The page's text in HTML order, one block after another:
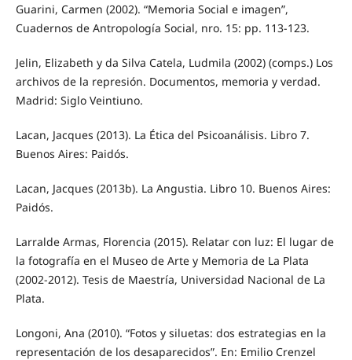
Guarini, Carmen (2002). “Memoria Social e imagen”,
Cuadernos de Antropología Social, nro. 15: pp. 113-123.
Jelin, Elizabeth y da Silva Catela, Ludmila (2002) (comps.) Los
archivos de la represión. Documentos, memoria y verdad.
Madrid: Siglo Veintiuno.
Lacan, Jacques (2013). La Ética del Psicoanálisis. Libro 7.
Buenos Aires: Paidós.
Lacan, Jacques (2013b). La Angustia. Libro 10. Buenos Aires:
Paidós.
Larralde Armas, Florencia (2015). Relatar con luz: El lugar de
la fotografía en el Museo de Arte y Memoria de La Plata
(2002-2012). Tesis de Maestría, Universidad Nacional de La
Plata.
Longoni, Ana (2010). “Fotos y siluetas: dos estrategias en la
representación de los desaparecidos”. En: Emilio Crenzel